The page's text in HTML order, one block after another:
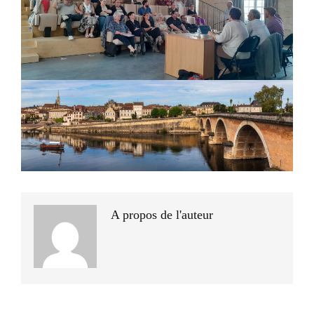
A propos de l'auteur